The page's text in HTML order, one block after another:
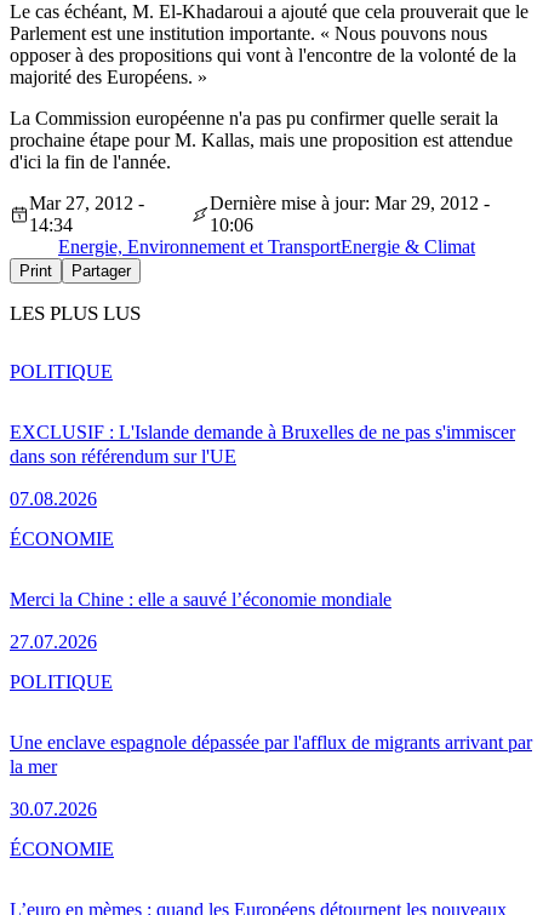
Le cas échéant, M. El-Khadaroui a ajouté que cela prouverait que le
Parlement est une institution importante. « Nous pouvons nous
opposer à des propositions qui vont à l'encontre de la volonté de la
majorité des Européens. »
La Commission européenne n'a pas pu confirmer quelle serait la
prochaine étape pour M. Kallas, mais une proposition est attendue
d'ici la fin de l'année.
Mar 27, 2012 -
14:34
Dernière mise à jour: Mar 29, 2012 -
10:06
Energie, Environnement et TransportEnergie & Climat
Print Partager
LES PLUS LUS
EXCLUSIF : L'Islande demande à Bruxelles de ne pas s'immiscer
dans son référendum sur l'UE
07.08.2026
POLITIQUE
Merci la Chine : elle a sauvé l’économie mondiale
27.07.2026
ÉCONOMIE
Une enclave espagnole dépassée par l'afflux de migrants arrivant par
la mer
30.07.2026
POLITIQUE
L’euro en mèmes : quand les Européens détournent les nouveaux
ÉCONOMIE